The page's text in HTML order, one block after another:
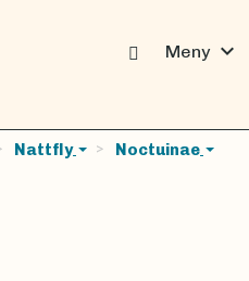
Meny expand_more
Nattfly Noctuinae